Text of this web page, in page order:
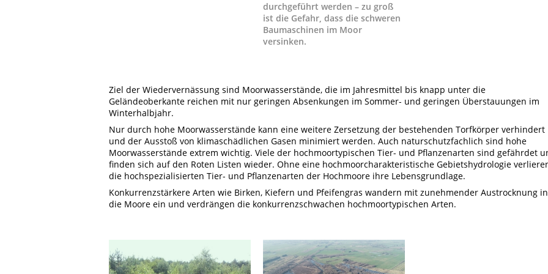
durchgeführt werden – zu groß
ist die Gefahr, dass die schweren
Baumaschinen im Moor
versinken.
Ziel der Wiedervernässung sind Moorwasserstände, die im Jahresmittel bis knapp unter die
Geländeoberkante reichen mit nur geringen Absenkungen im Sommer- und geringen Überstauungen im
Winterhalbjahr.
Nur durch hohe Moorwasserstände kann eine weitere Zersetzung der bestehenden Torfkörper verhindert
und der Ausstoß von klimaschädlichen Gasen minimiert werden. Auch naturschutzfachlich sind hohe
Moorwasserstände extrem wichtig. Viele der hochmoortypischen Tier- und Pflanzenarten sind gefährdet
finden sich auf den Roten Listen wieder. Ohne eine hochmoorcharakteristische Gebietshydrologie
die hochspezialisierten Tier- und Pflanzenarten der Hochmoore ihre Lebensgrundlage.
Konkurrenzstärkere Arten wie Birken, Kiefern und Pfeifengras wandern mit zunehmender Austrocknung in
die Moore ein und verdrängen die konkurrenzschwachen hochmoortypischen Arten.